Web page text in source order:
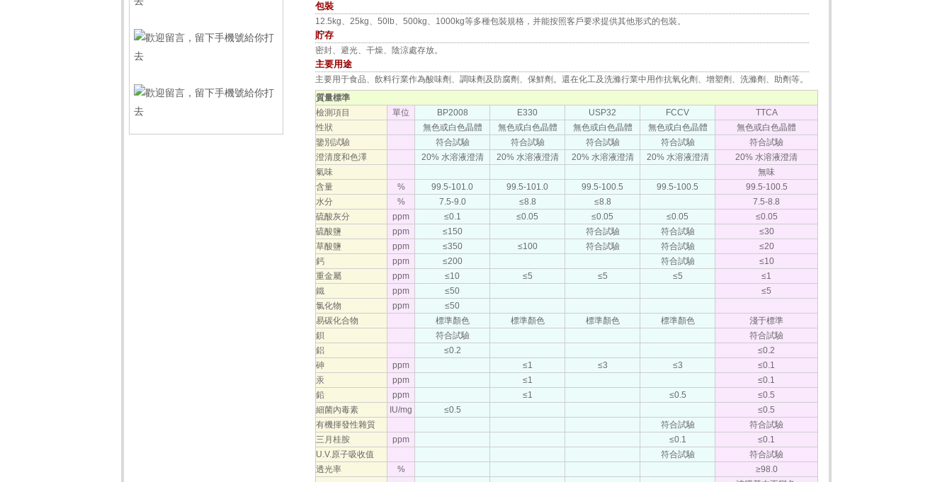
包裝
12.5kg、25kg、50lb、500kg、1000kg等多種包裝規格，并能按照客戶要求提供其他形式的包裝。
貯存
密封、避光、干燥、陰涼處存放。
主要用途
主要用于食品、飲料行業作為酸味劑、調味劑及防腐劑、保鮮劑。還在化工及洗滌行業中用作抗氧化劑、增塑劑、洗滌劑、助劑等。
質量標準
檢測項目
單位 BP2008 E330 USP32 FCCV
TTCA
性狀
無色或白色晶體 無色或白色晶體 無色或白色晶體 無色或白色晶體
無色或白色晶體
鑒別試驗
符合試驗 符合試驗 符合試驗 符合試驗
符合試驗
澄清度和色澤
20% 水溶液澄清 20% 水溶液澄清 20% 水溶液澄清 20% 水溶液澄清
20% 水溶液澄清
氣味
無味
含量
% 99.5-101.0 99.5-101.0 99.5-100.5 99.5-100.5
99.5-100.5
水分
% 7.5-9.0 ≤8.8 ≤8.8
7.5-8.8
硫酸灰分
ppm ≤0.1 ≤0.05 ≤0.05 ≤0.05
≤0.05
硫酸鹽
ppm ≤150 符合試驗 符合試驗
≤30
草酸鹽
ppm ≤350 ≤100 符合試驗 符合試驗
≤20
鈣
ppm ≤200 符合試驗
≤10
重金屬
ppm ≤10 ≤5 ≤5 ≤5
≤1
鐵
ppm ≤50
≤5
氯化物
ppm
≤50
易碳化合物
標準顏色 標準顏色 標準顏色 標準顏色
淺于標準
鋇
符合試驗
符合試驗
鋁
≤0.2
≤0.2
砷
ppm ≤1 ≤3 ≤3
≤0.1
汞
ppm ≤1
≤0.1
鉛
ppm ≤1 ≤0.5
≤0.5
細菌內毒素
IU/mg ≤0.5
≤0.5
有機揮發性雜質
符合試驗
符合試驗
三月桂胺
ppm ≤0.1
≤0.1
U.V.原子吸收值
符合試驗
符合試驗
透光率
%
≥98.0